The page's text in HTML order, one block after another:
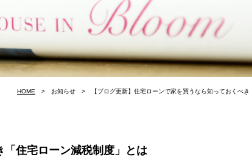
HOME お知らせ 【ブログ更新】住宅ローンで家を買うなら知っておくべ
「住宅ローン減税制度」とは